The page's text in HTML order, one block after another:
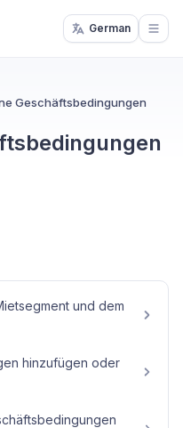
German
Geschäftsbedingungen
und dem
hinzufügen oder